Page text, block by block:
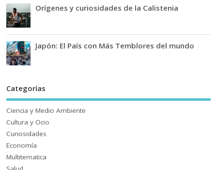
Orígenes y curiosidades de la Calistenia
Japón: El País con Más Temblores del mundo
Categorías
Ciencia y Medio Ambiente
Cultura y Ocio
Curiosidades
Economía
Multitematica